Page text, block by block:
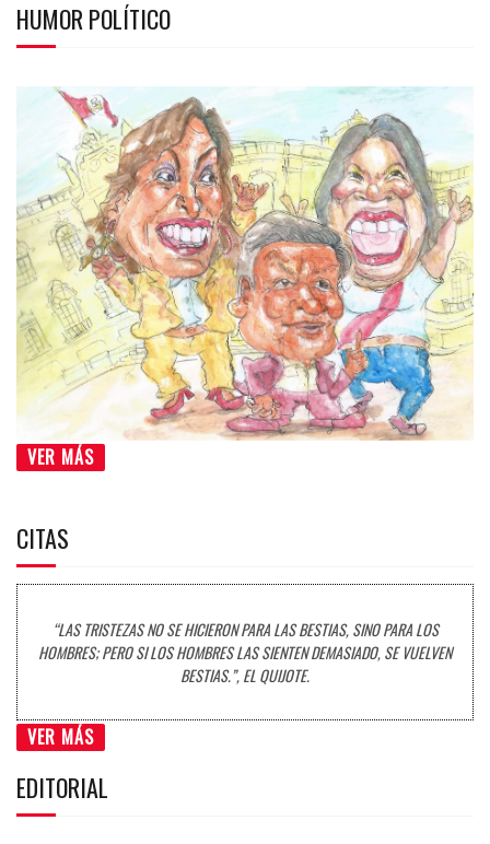
HUMOR POLÍTICO
VER MÁS
CITAS
“LAS TRISTEZAS NO SE HICIERON PARA LAS BESTIAS, SINO PARA LOS
HOMBRES; PERO SI LOS HOMBRES LAS SIENTEN DEMASIADO, SE VUELVEN
BESTIAS.”, EL QUIJOTE.
VER MÁS
EDITORIAL